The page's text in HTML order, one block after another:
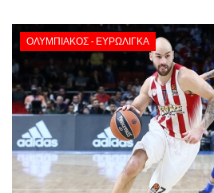
ΟΛΥΜΠΙΑΚΌΣ - ΕΥΡΩΛΊΓΚΑ